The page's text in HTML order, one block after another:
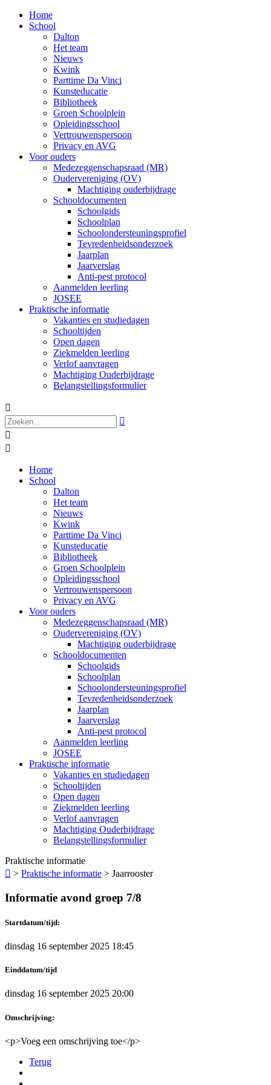
Home
School
Dalton
Het team
Nieuws
Kwink
Parttime Da Vinci
Kunsteducatie
Bibliotheek
Groen Schoolplein
Opleidingsschool
Vertrouwenspersoon
Privacy en AVG
Voor ouders
Medezeggenschapsraad (MR)
Oudervereniging (OV)
Machtiging ouderbijdrage
Schooldocumenten
Schoolgids
Schoolplan
Schoolondersteuningsprofiel
Tevredenheidsonderzoek
Jaarplan
Jaarverslag
Anti-pest protocol
Aanmelden leerling
JOSEE
Praktische informatie
Vakanties en studiedagen
Schooltijden
Open dagen
Ziekmelden leerling
Verlof aanvragen
Machtiging Ouderbijdrage
Belangstellingsformulier




Home
School
Dalton
Het team
Nieuws
Kwink
Parttime Da Vinci
Kunsteducatie
Bibliotheek
Groen Schoolplein
Opleidingsschool
Vertrouwenspersoon
Privacy en AVG
Voor ouders
Medezeggenschapsraad (MR)
Oudervereniging (OV)
Machtiging ouderbijdrage
Schooldocumenten
Schoolgids
Schoolplan
Schoolondersteuningsprofiel
Tevredenheidsonderzoek
Jaarplan
Jaarverslag
Anti-pest protocol
Aanmelden leerling
JOSEE
Praktische informatie
Vakanties en studiedagen
Schooltijden
Open dagen
Ziekmelden leerling
Verlof aanvragen
Machtiging Ouderbijdrage
Belangstellingsformulier
Praktische informatie
 > Praktische informatie > Jaarrooster
Informatie avond groep 7/8
Startdatum/tijd:
dinsdag 16 september 2025 18:45
Einddatum/tijd
dinsdag 16 september 2025 20:00
Omschrijving:
<p>Voeg een omschrijving toe</p>
Terug